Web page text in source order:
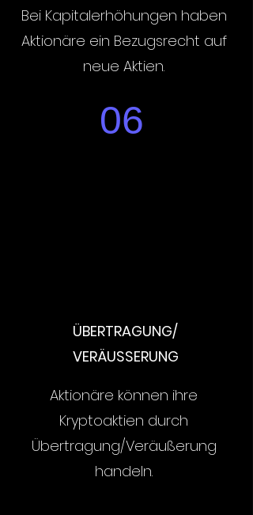
Bei Kapitalerhöhungen haben
Aktionäre ein Bezugsrecht auf
neue Aktien.
06
ÜBERTRAGUNG/
VERÄUSSERUNG
Aktionäre können ihre
Kryptoaktien durch
Übertragung/Veräußerung
handeln.